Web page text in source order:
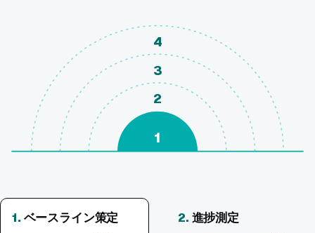
1
2
3
4
1. ベースライン策定 2. 進捗測定